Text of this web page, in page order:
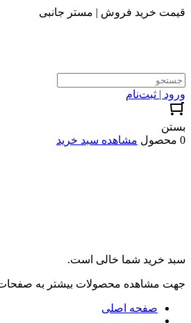
قیمت خرید فروش | مستر جانبی
ورود | ثبت‌نام
بستن
0 محصول
مشاهده سبد خرید
سبد خرید شما خالی است.
جهت مشاهده محصولات بیشتر به صفحات
صفحه اصلی